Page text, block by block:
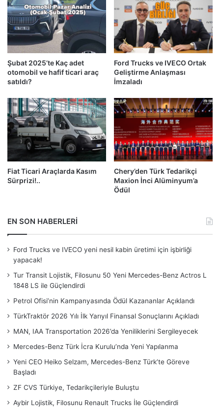
Şubat 2025’te Kaç adet
otomobil ve hafif ticari araç
satıldı?
Ford Trucks ve IVECO Ortak
Geliştirme Anlaşması
İmzaladı
Fiat Ticari Araçlarda Kasım
Sürprizi!..
Chery’den Türk Tedarikçi
Maxion İnci Alüminyum’a
Ödül
EN SON HABERLERİ
Ford Trucks ve IVECO yeni nesil kabin üretimi için işbirliği
yapacak!
Tur Transit Lojistik, Filosunu 50 Yeni Mercedes-Benz Actros L
1848 LS ile Güçlendirdi
Petrol Ofisi’nin Kampanyasında Ödül Kazananlar Açıklandı
TürkTraktör 2026 Yılı İlk Yarıyıl Finansal Sonuçlarını Açıkladı
MAN, IAA Transportation 2026’da Yeniliklerini Sergileyecek
Mercedes-Benz Türk İcra Kurulu’nda Yeni Yapılanma
Yeni CEO Heiko Selzam, Mercedes-Benz Türk’te Göreve
Başladı
ZF CVS Türkiye, Tedarikçileriyle Buluştu
Aybir Lojistik, Filosunu Renault Trucks İle Güçlendirdi